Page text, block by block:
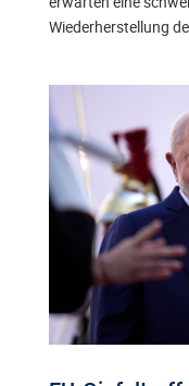
Wiederherstellung